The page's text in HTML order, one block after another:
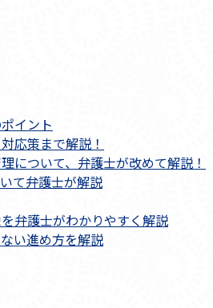
イント
応策まで解説！
について、弁護士が改めて解説！
て弁護士が解説
弁護士がわかりやすく解説
い進め方を解説